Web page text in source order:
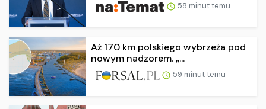
58 minut temu
Aż 170 km polskiego wybrzeża pod
nowym nadzorem. „...
59 minut temu